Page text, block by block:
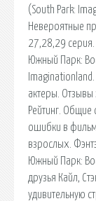
(South Park:
Невероятные
27,28,29 серия.
Южный Парк:
актеры. Отзывы
Рейтинг.
ошибки в
взрослых.
Южный Парк:
друзья Кайл,
удивительную